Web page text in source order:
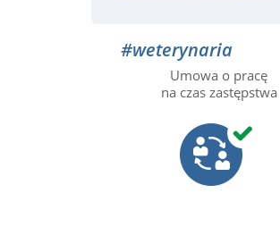
#weterynaria
Umowa o pracę
na czas zastępstwa